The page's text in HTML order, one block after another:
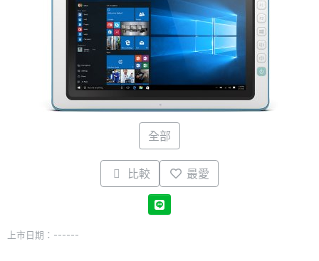
全部
比較 最愛
上市日期：------